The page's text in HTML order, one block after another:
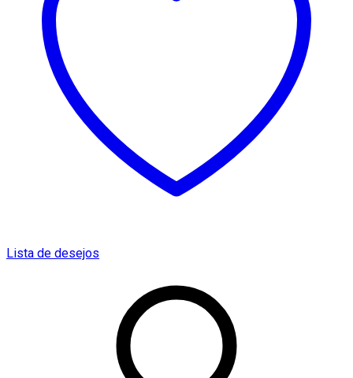
Lista de desejos